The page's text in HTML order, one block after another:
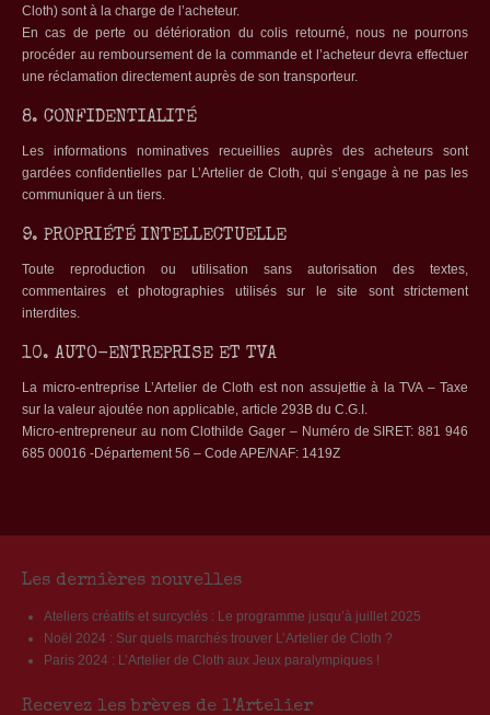
Cloth) sont à la charge de l’acheteur.
En cas de perte ou détérioration du colis retourné, nous ne pourrons
procéder au remboursement de la commande et l’acheteur devra effectuer
une réclamation directement auprès de son transporteur.
8. CONFIDENTIALITÉ
Les informations nominatives recueillies auprès des acheteurs sont
gardées confidentielles par L’Artelier de Cloth, qui s’engage à ne pas les
communiquer à un tiers.
9. PROPRIÉTÉ INTELLECTUELLE
Toute reproduction ou utilisation sans autorisation des textes,
commentaires et photographies utilisés sur le site sont strictement
interdites.
10. AUTO-ENTREPRISE ET TVA
La micro-entreprise L’Artelier de Cloth est non assujettie à la TVA – Taxe
sur la valeur ajoutée non applicable, article 293B du C.G.I.
Micro-entrepreneur au nom Clothilde Gager – Numéro de SIRET: 881 946
685 00016 -Département 56 – Code APE/NAF: 1419Z
Les dernières nouvelles
Ateliers créatifs et surcyclés : Le programme jusqu’à juillet 2025
Noël 2024 : Sur quels marchés trouver L’Artelier de Cloth ?
Paris 2024 : L’Artelier de Cloth aux Jeux paralympiques !
Recevez les brèves de l’Artelier